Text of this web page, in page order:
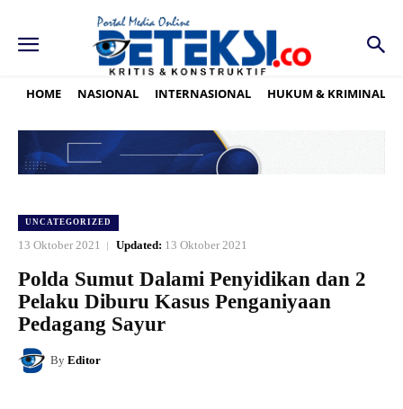
HOME NASIONAL INTERNASIONAL HUKUM & KRIMINAL
UNCATEGORIZED
13 Oktober 2021 Updated: 13 Oktober 2021
Polda Sumut Dalami Penyidikan dan 2
Pelaku Diburu Kasus Penganiyaan
Pedagang Sayur
By Editor